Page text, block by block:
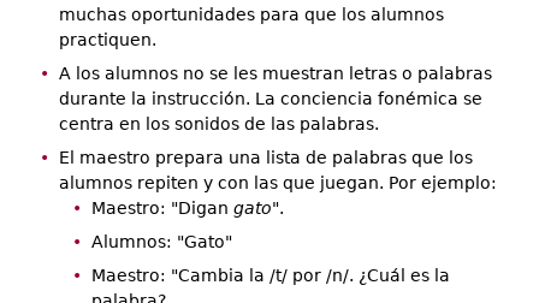
muchas oportunidades para que los alumnos
practiquen.
A los alumnos no se les muestran letras o palabras
durante la instrucción. La conciencia fonémica se
centra en los sonidos de las palabras.
El maestro prepara una lista de palabras que los
alumnos repiten y con las que juegan. Por ejemplo:
Maestro: "Digan gato".
Alumnos: "Gato"
Maestro: "Cambia la /t/ por /n/. ¿Cuál es la